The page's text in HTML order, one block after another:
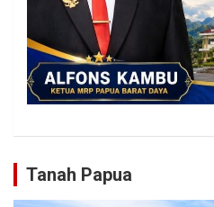
Tanah Papua